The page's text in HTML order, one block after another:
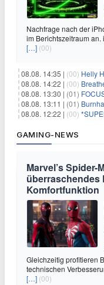
Nachfrage nach der
im Berichtszeitraum
[…] (00)
08.08. 14:35 | (00) Helly
08.08. 14:22 | (00)
08.08. 13:30 | (01) FOCUS
08.08. 13:11 | (01)
08.08. 12:22 | (00) *SUPER*
GAMING-NEWS
Marvel’s Spider-
überraschendes
Komfortfunktion
Gleichzeitig profitieren
technischen
[…] (00)